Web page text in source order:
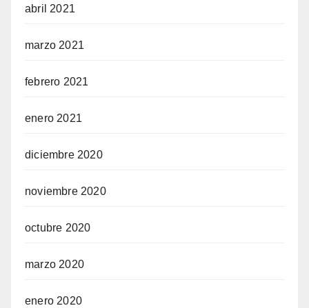
abril 2021
marzo 2021
febrero 2021
enero 2021
diciembre 2020
noviembre 2020
octubre 2020
marzo 2020
enero 2020